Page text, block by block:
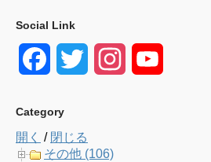
Social Link
e t
Category
開く / 閉じる
その他 (106)